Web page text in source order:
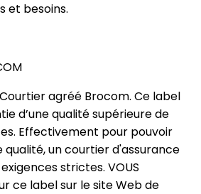
et besoins.
agréé Brocom. Ce label
d’une qualité supérieure de
Effectivement pour pouvoir
un courtier d'assurance
strictes. VOUS
ce label sur le site Web de